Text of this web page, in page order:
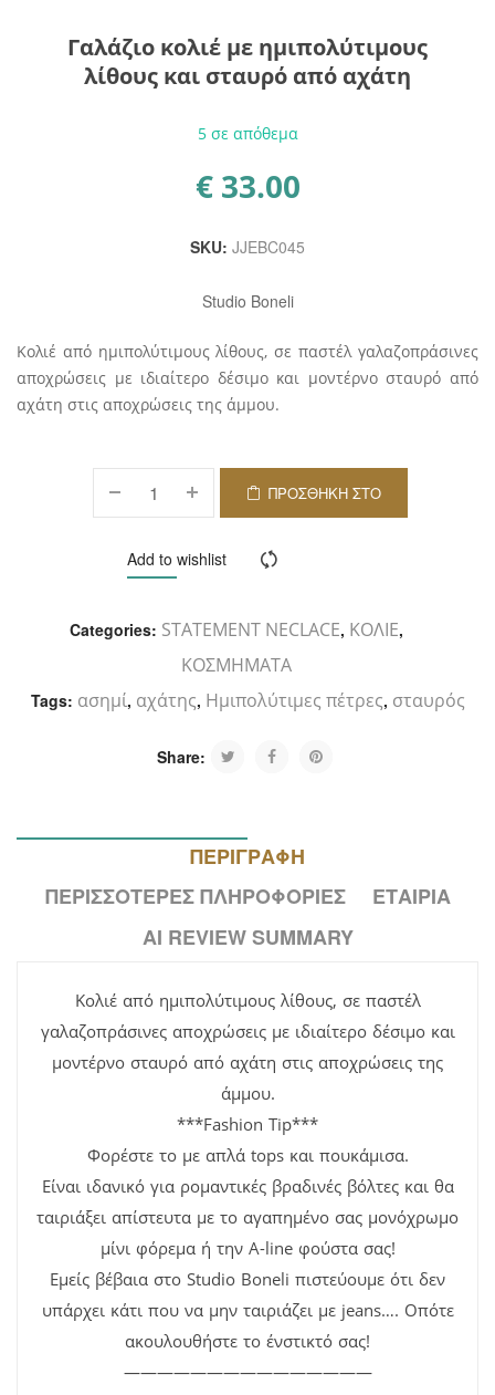
Γαλάζιο κολιέ με ημιπολύτιμους
λίθους και σταυρό από αχάτη
5 σε απόθεμα
€33.00
SKU: JJEBC045
Studio Boneli
Κολιέ από ημιπολύτιμους λίθους, σε παστέλ γαλαζοπράσινες
αποχρώσεις με ιδιαίτερο δέσιμο και μοντέρνο σταυρό από
αχάτη στις αποχρώσεις της άμμου.
ΠΡΟΣΘΉΚΗ ΣΤΟ
Add to wishlist
Categories: STATEMENT NECLACE, ΚΟΛΙΕ,
ΚΟΣΜΗΜΑΤΑ
Tags: ασημί, αχάτης, Ημιπολύτιμες πέτρες, σταυρός
Share:
ΠΕΡΙΓΡΑΦΉ
ΠΕΡΙΣΣΌΤΕΡΕΣ ΠΛΗΡΟΦΟΡΊΕΣ
ΕΤΑΙΡΊΑ
AI REVIEW SUMMARY
Κολιέ από ημιπολύτιμους λίθους, σε παστέλ
γαλαζοπράσινες αποχρώσεις με ιδιαίτερο δέσιμο και
μοντέρνο σταυρό από αχάτη στις αποχρώσεις της
άμμου.
***Fashion Tip***
Φορέστε το με απλά tops και πουκάμισα.
Είναι ιδανικό για ρομαντικές βραδινές βόλτες και θα
ταιριάξει απίστευτα με το αγαπημένο σας μονόχρωμο
μίνι φόρεμα ή την Α-line φούστα σας!
Εμείς βέβαια στο Studio Boneli πιστεύουμε ότι δεν
υπάρχει κάτι που να μην ταιριάζει με jeans…. Οπότε
ακουλουθήστε το ένστικτό σας!
———————————————